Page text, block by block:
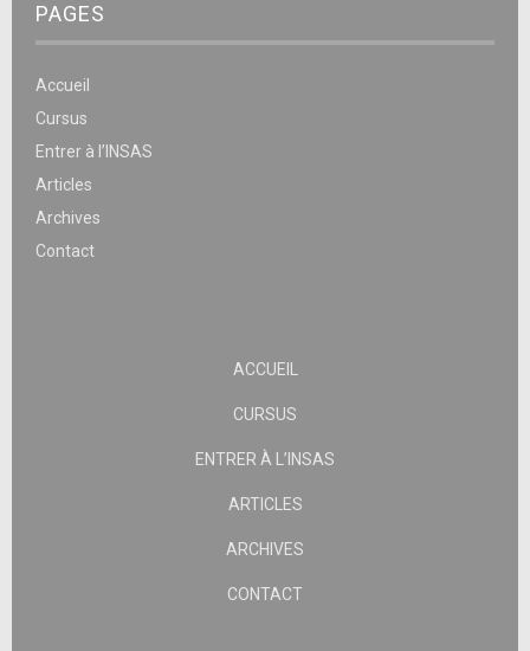
PAGES
Accueil
Cursus
Entrer à l’INSAS
Articles
Archives
Contact
ACCUEIL
CURSUS
ENTRER À L’INSAS
ARTICLES
ARCHIVES
CONTACT